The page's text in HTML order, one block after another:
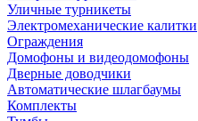
Уличные турникеты
Электромеханические калитки
Ограждения
Домофоны и видеодомофоны
Дверные доводчики
Автоматические шлагбаумы
Комплекты